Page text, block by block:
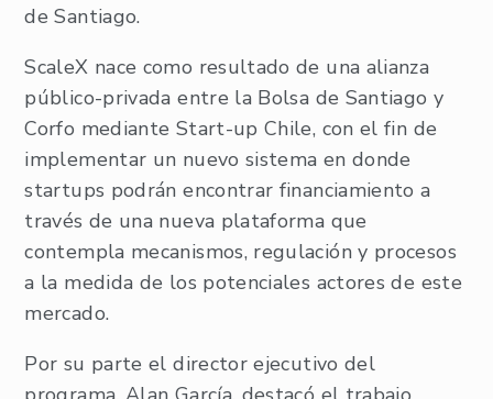
de Santiago.
ScaleX nace como resultado de una alianza
público-privada entre la Bolsa de Santiago y
Corfo mediante Start-up Chile, con el fin de
implementar un nuevo sistema en donde
startups podrán encontrar financiamiento a
través de una nueva plataforma que
contempla mecanismos, regulación y procesos
a la medida de los potenciales actores de este
mercado.
Por su parte el director ejecutivo del